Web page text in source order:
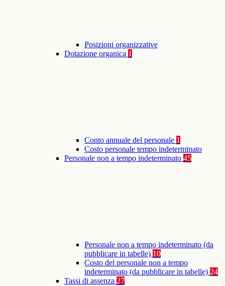
Posizioni organizzative
Dotazione organica 1
Conto annuale del personale 1
Costo personale tempo indeterminato
Personale non a tempo indeterminato 45
Personale non a tempo indeterminato (da
pubblicare in tabelle) 10
Costo del personale non a tempo
indeterminato (da pubblicare in tabelle) 24
Tassi di assenza 27